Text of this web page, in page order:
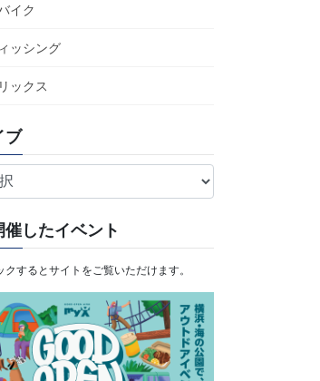
イク
ッシング
ックス
ブ
催したイベント
クするとサイトをご覧いただけます。